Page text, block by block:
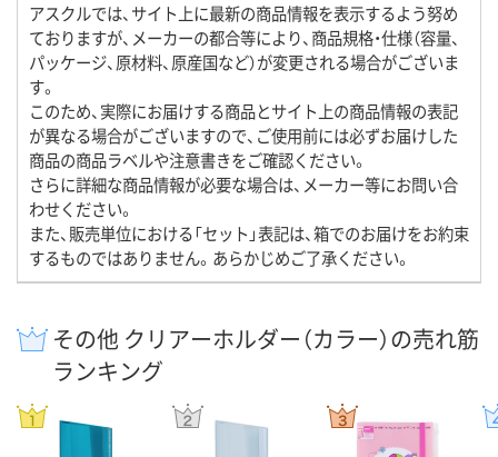
アスクルでは、サイト上に最新の商品情報を表示するよう努め
ておりますが、メーカーの都合等により、商品規格・仕様（容量、
パッケージ、原材料、原産国など）が変更される場合がございま
す。
このため、実際にお届けする商品とサイト上の商品情報の表記
が異なる場合がございますので、ご使用前には必ずお届けした
商品の商品ラベルや注意書きをご確認ください。
さらに詳細な商品情報が必要な場合は、メーカー等にお問い合
わせください。
また、販売単位における「セット」表記は、箱でのお届けをお約束
するものではありません。あらかじめご了承ください。
その他 クリアーホルダー（カラー）の売れ筋
ランキング